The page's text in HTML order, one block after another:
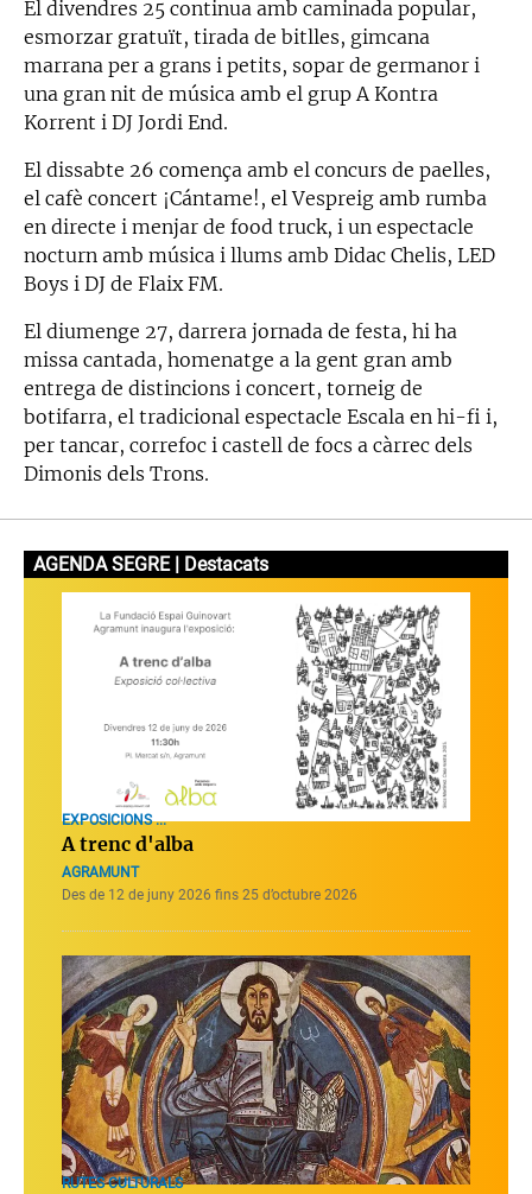
El divendres 25 continua amb caminada popular,
esmorzar gratuït, tirada de bitlles, gimcana
marrana per a grans i petits, sopar de germanor i
una gran nit de música amb el grup A Kontra
Korrent i DJ Jordi End.
El dissabte 26 comença amb el concurs de paelles,
el cafè concert ¡Cántame!, el Vespreig amb rumba
en directe i menjar de food truck, i un espectacle
nocturn amb música i llums amb Didac Chelis, LED
Boys i DJ de Flaix FM.
El diumenge 27, darrera jornada de festa, hi ha
missa cantada, homenatge a la gent gran amb
entrega de distincions i concert, torneig de
botifarra, el tradicional espectacle Escala en hi-fi i,
per tancar, correfoc i castell de focs a càrrec dels
Dimonis dels Trons.
AGENDA SEGRE | Destacats
EXPOSICIONS ...
A trenc d'alba
AGRAMUNT
Des de 12 de juny 2026 fins 25 d’octubre 2026
RUTES CULTURALS